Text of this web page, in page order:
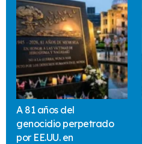
A 81 años del
genocidio perpetrado
por EE.UU. en